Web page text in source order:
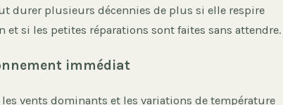
durer plusieurs décennies de plus si elle respire
et si les petites réparations sont faites sans attendre.
immédiat
vents dominants et les variations de température